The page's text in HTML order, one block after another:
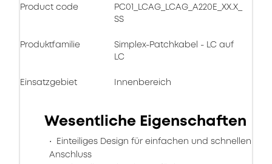
Product code
PC01_LCAG_LCAG_A220E_XX.X_
SS
Produktfamilie
Simplex-Patchkabel - LC auf
LC
Einsatzgebiet Innenbereich
Wesentliche Eigenschaften
Einteiliges Design für einfachen und schnellen
Anschluss